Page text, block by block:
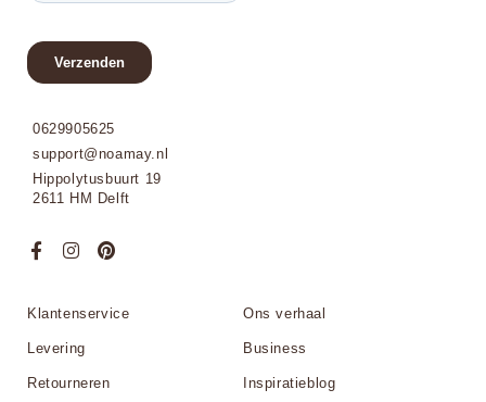
0629905625
support@noamay.nl
Hippolytusbuurt 19
2611 HM Delft
Klantenservice
Levering
Retourneren
Ons verhaal
Business
Inspiratieblog